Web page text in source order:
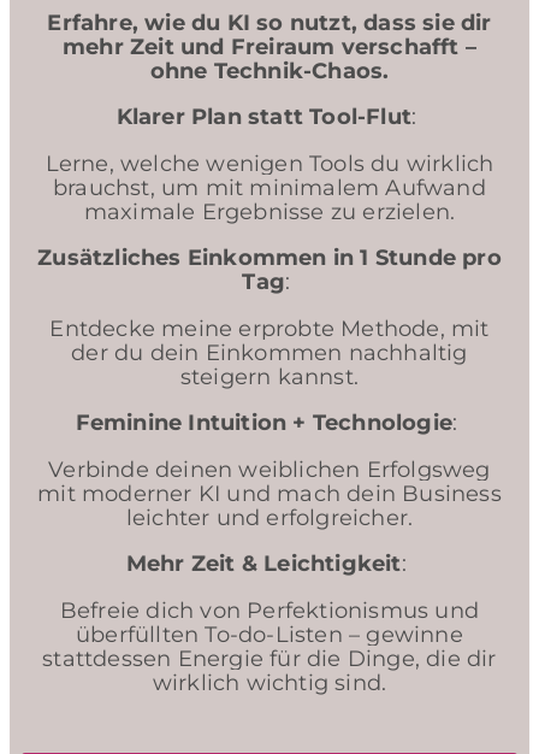
Erfahre, wie du KI so nutzt, dass sie dir
mehr Zeit und Freiraum verschafft –
ohne Technik-Chaos.
Klarer Plan statt Tool-Flut:
Lerne, welche wenigen Tools du wirklich
brauchst, um mit minimalem Aufwand
maximale Ergebnisse zu erzielen.
Zusätzliches Einkommen in 1 Stunde pro
Tag:
Entdecke meine erprobte Methode, mit
der du dein Einkommen nachhaltig
steigern kannst.
Feminine Intuition + Technologie:
Verbinde deinen weiblichen Erfolgsweg
mit moderner KI und mach dein Business
leichter und erfolgreicher.
Mehr Zeit & Leichtigkeit:
Befreie dich von Perfektionismus und
überfüllten To-do-Listen – gewinne
stattdessen Energie für die Dinge, die dir
wirklich wichtig sind.